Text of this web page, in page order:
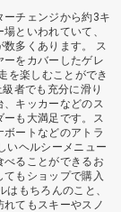
ーチェンジから約3キ
といわれていて、
多くあります。 ス
ーをカバーしたゲレ
を楽しむことができ
者でも充分に滑り
キッカーなどのス
ーも大満足です。ス
ボートなどのアトラ
いヘルシーメニュー
ることができるお
もショップで購入
もちろんのこと、
てもスキーやスノ